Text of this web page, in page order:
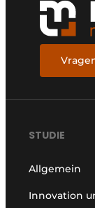
STUDIE
Allgemein
Innovation